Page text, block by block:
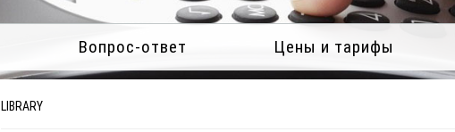
Вопрос-ответ Цены и тарифы
LIBRARY